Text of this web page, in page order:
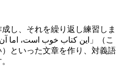
し、それを繰り返し練習しま
といった文章を作り、対義語